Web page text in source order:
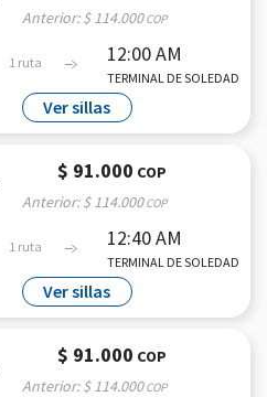
1 ruta 12:00 AM
TERMINAL DE SOLEDAD
Anterior:$ 114.000COP
Ver sillas
1 ruta 12:40 AM
TERMINAL DE SOLEDAD
$ 91.000 COP
Anterior:$ 114.000COP
Ver sillas
$ 91.000 COP
Anterior:$ 114.000COP